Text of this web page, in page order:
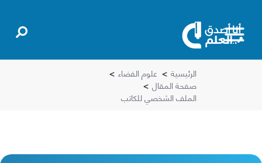
الرئيسية > علوم الفضاء >
صفحة المقال >
الملف الشخصي للكاتب